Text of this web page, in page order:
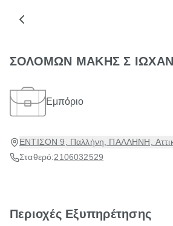
ΣΟΛΟΜΩΝ ΜΑΚΗΣ Σ
Εμπόριο
ΕΝΤΙΣΟΝ 9, Παλλήνη, ΠΑΛΛΗΝΗ,
Σταθερό:2106032529
Περιοχές Εξυπηρέτησης